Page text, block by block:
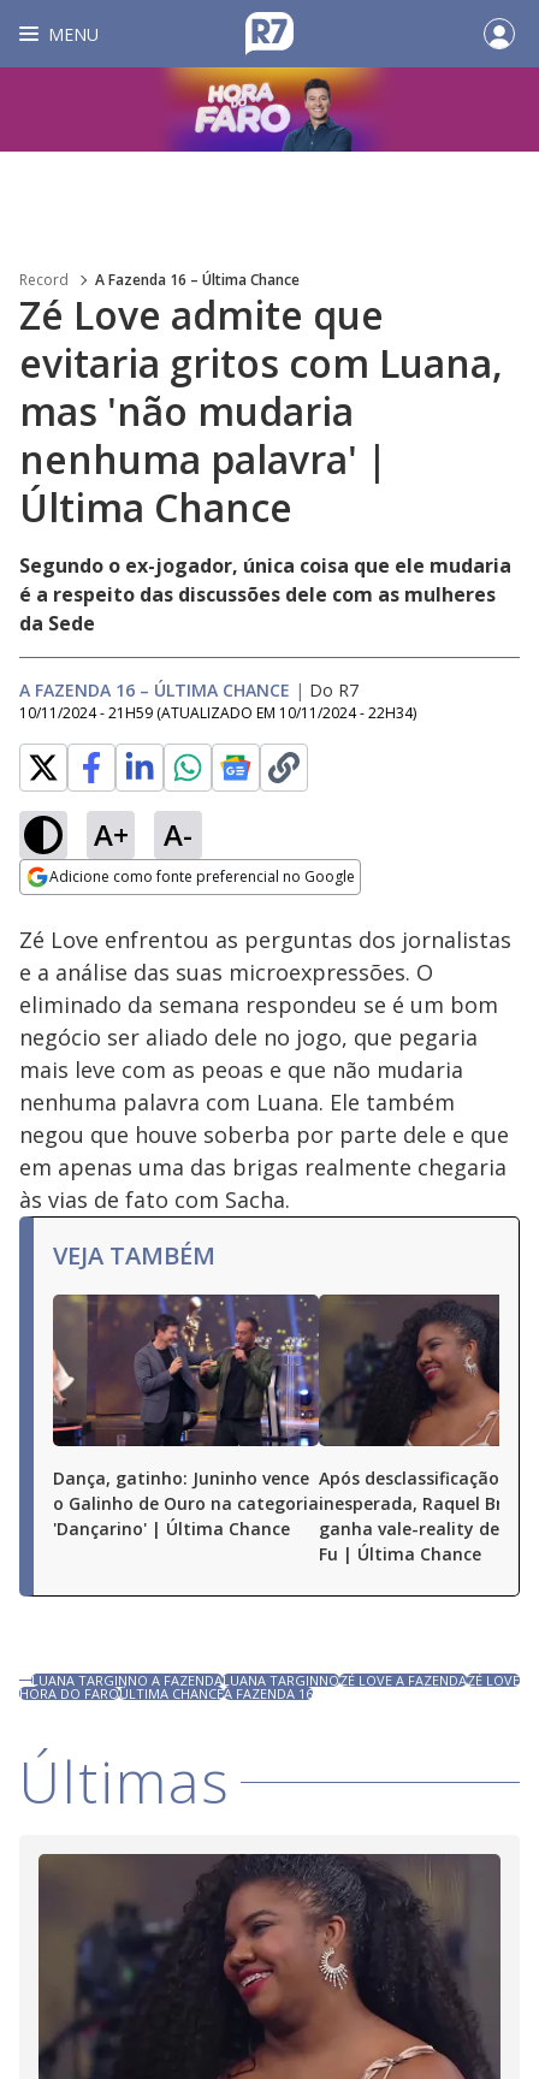
MENU
Record A Fazenda 16 – Última Chance
Zé Love admite que
evitaria gritos com Luana,
mas 'não mudaria
nenhuma palavra' |
Última Chance
Segundo o ex-jogador, única coisa que ele mudaria
é a respeito das discussões dele com as mulheres
da Sede
A FAZENDA 16 – ÚLTIMA CHANCE | Do R7
10/11/2024 - 21H59 (ATUALIZADO EM 10/11/2024 - 22H34)
A+ A-
Adicione como fonte preferencial no Google
Juninho vence o
Galinho de Ouro na
categoria 'Dançarino'
| Última Chance
Ativar
Loaded
13.69%
Zé Love enfrentou as perguntas dos jornalistas
e a análise das suas microexpressões. O
eliminado da semana respondeu se é um bom
negócio ser aliado dele no jogo, que pegaria
mais leve com as peoas e que não mudaria
nenhuma palavra com Luana. Ele também
negou que houve soberba por parte dele e que
em apenas uma das brigas realmente chegaria
às vias de fato com Sacha.
VEJA TAMBÉM
Dança, gatinho: Juninho vence
o Galinho de Ouro na categoria
'Dançarino' | Última Chance
Após desclassificação
inesperada, Raquel Brito
ganha vale-reality de
Fu | Última Chance
LUANA TARGINNO A FAZENDALUANA TARGINNOZÉ LOVE A FAZENDAZÉ LOVE
HORA DO FAROÚLTIMA CHANCEA FAZENDA 16
Últimas